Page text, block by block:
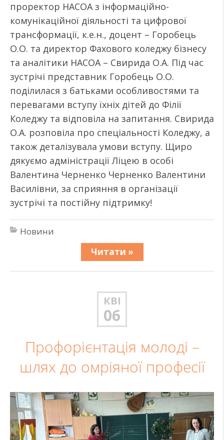
проректор НАСОА з інформаційно-
комунікаційної діяльності та цифрової
трансформації, к.е.н., доцент – Горобець
О.О. та директор Фахового коледжу бізнесу
та аналітики НАСОА – Свирида О.А. Під час
зустрічі представник Горобець О.О.
поділилася з батьками особливостями та
перевагами вступу їхніх дітей до Філії
Коледжу та відповіла на запитання. Свирида
О.А. розповіла про спеціальності Коледжу, а
також деталізувала умови вступу. Щиро
дякуємо адміністрації Ліцею в особі
Валентина Черненко Черненко Валентини
Василівни, за сприяння в організації
зустрічі та постійну підтримку!
Новини
Читати »
КВІ
06
Профорієнтація молоді –
шлях до омріяної професії